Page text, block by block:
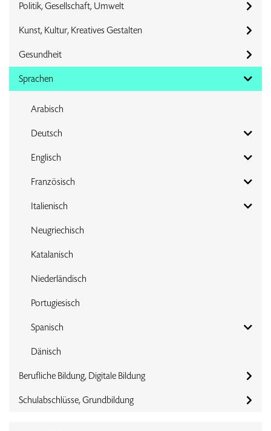
Politik, Gesellschaft, Umwelt
Kunst, Kultur, Kreatives Gestalten
Gesundheit
Sprachen
Arabisch
Deutsch
Englisch
Französisch
Italienisch
Neugriechisch
Katalanisch
Niederländisch
Portugiesisch
Spanisch
Dänisch
Berufliche Bildung, Digitale Bildung
Schulabschlüsse, Grundbildung